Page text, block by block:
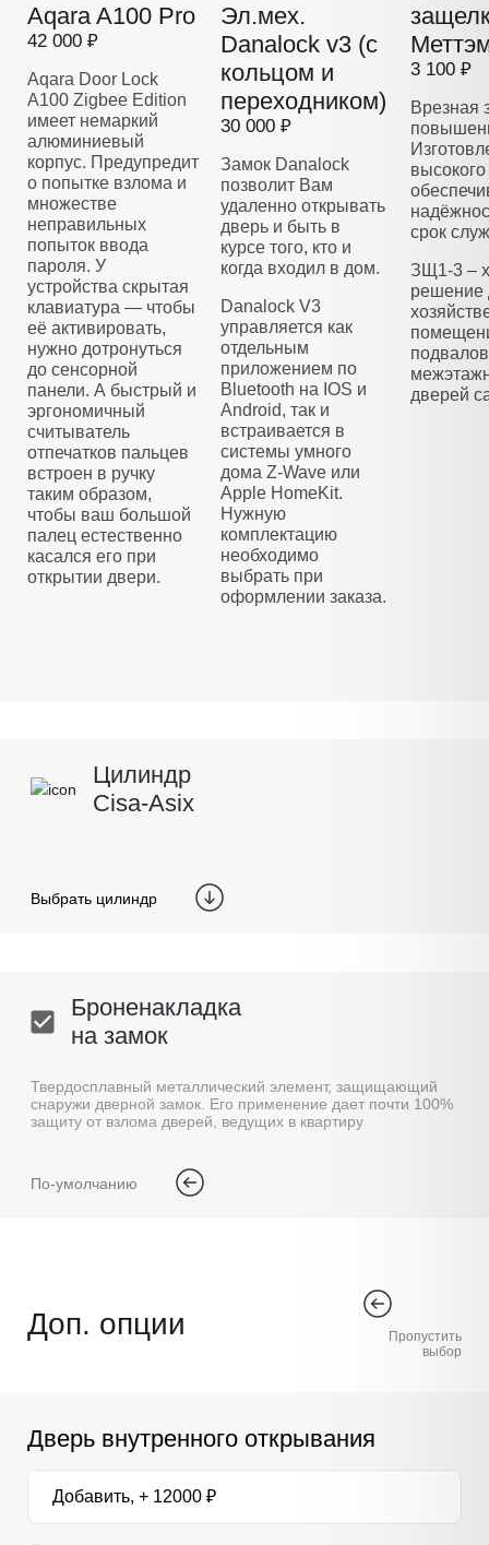
Aqara A100 Pro
42 000 ₽
Aqara Door Lock
A100 Zigbee Edition
имеет немаркий
алюминиевый
корпус. Предупредит
о попытке взлома и
множестве
неправильных
попыток ввода
пароля. У
устройства скрытая
клавиатура — чтобы
её активировать,
нужно дотронуться
до сенсорной
панели. А быстрый и
эргономичный
считыватель
отпечатков пальцев
встроен в ручку
таким образом,
чтобы ваш большой
палец естественно
касался его при
открытии двери.
Эл.мех.
Danalock v3 (с
кольцом и
переходником)
30 000 ₽
Замок Danalock
позволит Вам
удаленно открывать
дверь и быть в
курсе того, кто и
когда входил в дом.
Danalock V3
управляется как
отдельным
приложением по
Bluetooth на IOS и
Android, так и
встраивается в
системы умного
дома Z-Wave или
Apple HomeKit.
Нужную
комплектацию
необходимо
выбрать при
оформлении заказа.
3 100 ₽
Врезная
высокого
срок
ЗЩ1-3 –
решение
дверей
Цилиндр
Cisa-Asix
Выбрать цилиндр
Броненакладка
на замок
Твердосплавный металлический элемент, защищающий
снаружи дверной замок. Его применение дает почти 100%
защиту от взлома дверей, ведущих в квартиру
По-умолчанию
Доп. опции
Пропустить
выбор
Дверь внутренного открывания
Добавить, + 12000 ₽